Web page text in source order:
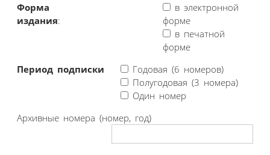
Форма
издания:
в электронной
форме
в печатной
форме
Период подписки
Годовая (6 номеров)
Полугодовая (3 номера)
Один номер
Архивные номера (номер, год)